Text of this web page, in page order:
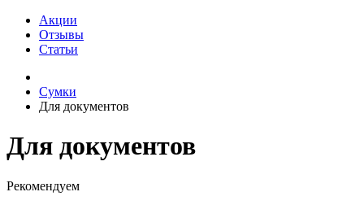
Акции
Отзывы
Статьи
Сумки
Для документов
Для документов
Рекомендуем